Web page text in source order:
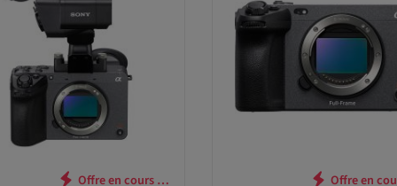
Offre en cours …
Offre en